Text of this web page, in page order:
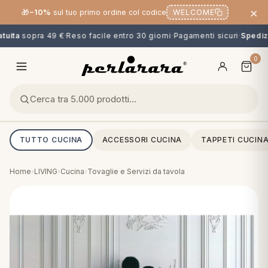
🎁−10% sul tuo primo ordine col codice WELCOME ×
sopra 49 € ·Reso facile entro 30 giorni·Pagamenti sicuri·
0
TUTTO CUCINA ACCESSORI CUCINA TAPPETI
Home›LIVING›Cucina›Tovaglie e Servizi da tavola